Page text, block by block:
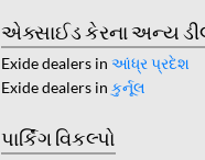
એક્સાઈડ કેરના અન્ય
Exide dealers in આંધ્ર પ્રદેશ
Exide dealers in કુર્નૂલ
પાર્કિંગ વિકલ્પો